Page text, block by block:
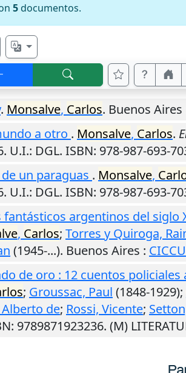
5documentos.
. Monsalve, Carlos. Buenos Aires
a otro . Monsalve, Carlos.
. U.I.: DGL. ISBN: 978-987-693-
un paraguas . Monsalve,
. U.I.: DGL. ISBN: 978-987-693-
fantásticos argentinos del siglo
, Carlos; Torres y Quiroga,
(1945-...). Buenos Aires :
de oro : 12 cuentos
; Groussac, Paul (1848-1929);
de; Rossi, Vicente;
9789871923236. (M)